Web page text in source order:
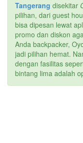
Tangerang disekitar
pilihan, dari guest
bisa dipesan lewat
promo dan diskon
Anda backpacker,
jadi pilihan hemat.
dengan fasilitas
bintang lima adalah